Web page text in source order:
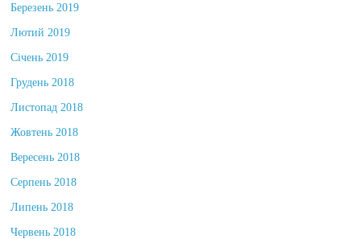
Березень 2019
Лютий 2019
Січень 2019
Грудень 2018
Листопад 2018
Жовтень 2018
Вересень 2018
Серпень 2018
Липень 2018
Червень 2018